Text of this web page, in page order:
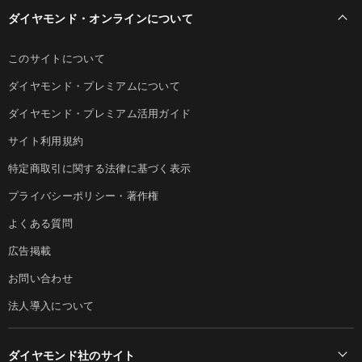
ダイヤモンド・オンラインについて
このサイトについて
ダイヤモンド・プレミアムについて
ダイヤモンド・プレミアム活用ガイド
サイト利用規約
特定商取引に関する法律に基づく表示
プライバシーポリシー・著作権
よくある質問
広告掲載
お問い合わせ
法人導入について
ダイヤモンド社のサイト